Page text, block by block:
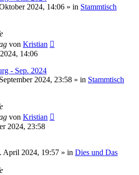
2024, 14:06 » in Stammtisch
von Kristian
14:06
- Sep. 2024
2024, 23:58 » in Stammtisch
von Kristian
2024, 23:58
April 2024, 19:57 » in Dies und Das